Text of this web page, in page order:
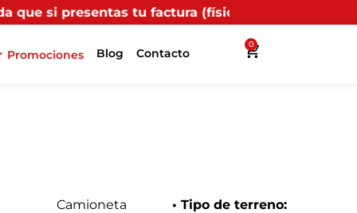
factura (física o digital) en uno de nuestros
Promociones Blog Contacto
0
Camioneta • Tipo de terreno: